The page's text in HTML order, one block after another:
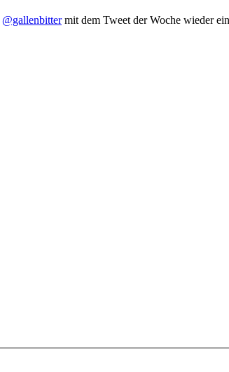
@gallenbittermit dem Tweet der Woche wieder